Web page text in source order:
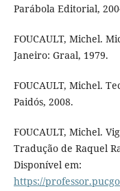
Parábola Editorial,
FOUCAULT, Michel.
Janeiro: Graal, 1979.
FOUCAULT, Michel.
Paidós, 2008.
FOUCAULT, Michel.
Tradução de Raquel
Disponível em:
https://